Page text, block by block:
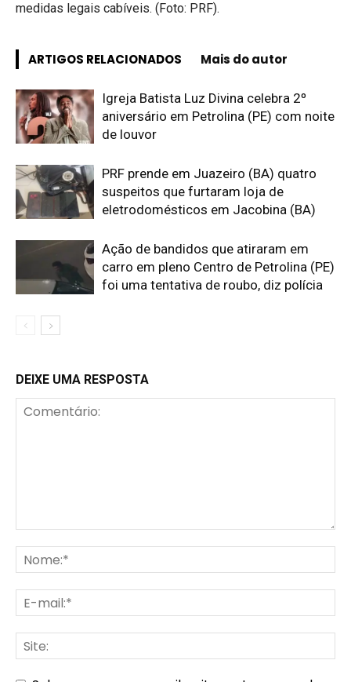
medidas legais cabíveis. (Foto: PRF).
ARTIGOS RELACIONADOS Mais do autor
Igreja Batista Luz Divina celebra 2º
aniversário em Petrolina (PE) com noite
de louvor
PRF prende em Juazeiro (BA) quatro
suspeitos que furtaram loja de
eletrodomésticos em Jacobina (BA)
Ação de bandidos que atiraram em
carro em pleno Centro de Petrolina (PE)
foi uma tentativa de roubo, diz polícia
DEIXE UMA RESPOSTA